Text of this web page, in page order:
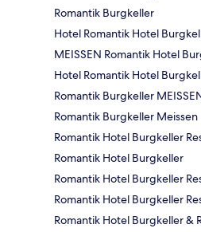
Romantik Burgkeller
Hotel Romantik Hotel
MEISSEN Romantik Hotel
Hotel Romantik Hotel
Romantik Burgkeller
Romantik Burgkeller Meissen
Romantik Hotel Burgkeller
Romantik Hotel Burgkeller
Romantik Hotel Burgkeller
Romantik Hotel Burgkeller
Romantik Hotel Burgkeller &